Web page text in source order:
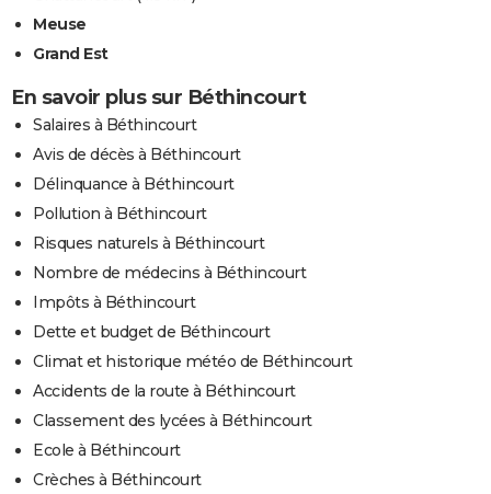
Meuse
Grand Est
En savoir plus sur Béthincourt
Salaires à Béthincourt
Avis de décès à Béthincourt
Délinquance à Béthincourt
Pollution à Béthincourt
Risques naturels à Béthincourt
Nombre de médecins à Béthincourt
Impôts à Béthincourt
Dette et budget de Béthincourt
Climat et historique météo de Béthincourt
Accidents de la route à Béthincourt
Classement des lycées à Béthincourt
Ecole à Béthincourt
Crèches à Béthincourt